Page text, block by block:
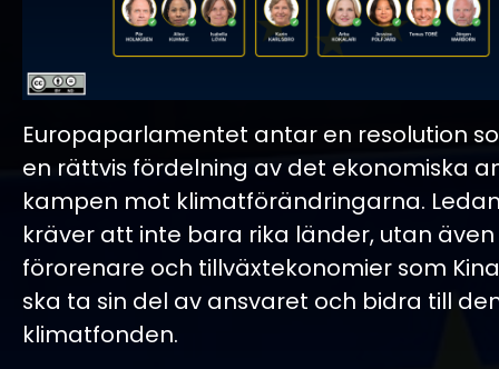
Europaparlamentet antar en resolution
en rättvis fördelning av det ekonomiska
kampen mot klimatförändringarna.
kräver att inte bara rika länder, utan
förorenare och tillväxtekonomier som
ska ta sin del av ansvaret och bidra till
klimatfonden.